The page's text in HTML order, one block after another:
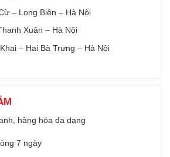
– Long Biên – Hà Nội
Xuân – Hà Nội
– Hai Bà Trưng – Hà Nội
hàng hóa đa dạng
7 ngày